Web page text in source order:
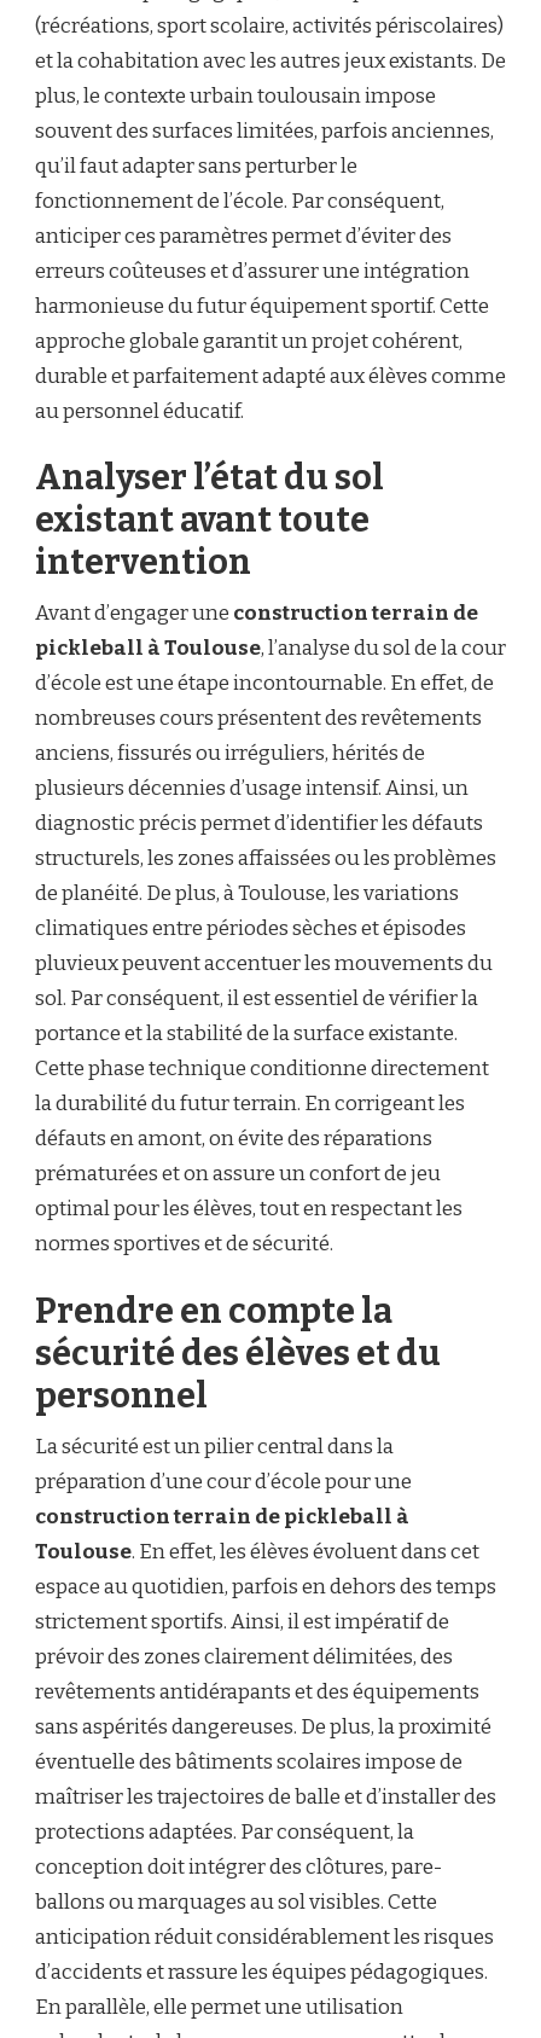
(récréations, sport scolaire, activités périscolaires)
et la cohabitation avec les autres jeux existants. De
plus, le contexte urbain toulousain impose
souvent des surfaces limitées, parfois anciennes,
qu’il faut adapter sans perturber le
fonctionnement de l’école. Par conséquent,
anticiper ces paramètres permet d’éviter des
erreurs coûteuses et d’assurer une intégration
harmonieuse du futur équipement sportif. Cette
approche globale garantit un projet cohérent,
durable et parfaitement adapté aux élèves comme
au personnel éducatif.
Analyser l’état du sol
existant avant toute
intervention
Avant d’engager une construction terrain de
pickleball à Toulouse, l’analyse du sol de la cour
d’école est une étape incontournable. En effet, de
nombreuses cours présentent des revêtements
anciens, fissurés ou irréguliers, hérités de
plusieurs décennies d’usage intensif. Ainsi, un
diagnostic précis permet d’identifier les défauts
structurels, les zones affaissées ou les problèmes
de planéité. De plus, à Toulouse, les variations
climatiques entre périodes sèches et épisodes
pluvieux peuvent accentuer les mouvements du
sol. Par conséquent, il est essentiel de vérifier la
portance et la stabilité de la surface existante.
Cette phase technique conditionne directement
la durabilité du futur terrain. En corrigeant les
défauts en amont, on évite des réparations
prématurées et on assure un confort de jeu
optimal pour les élèves, tout en respectant les
normes sportives et de sécurité.
Prendre en compte la
sécurité des élèves et du
personnel
La sécurité est un pilier central dans la
préparation d’une cour d’école pour une
construction terrain de pickleball à
Toulouse. En effet, les élèves évoluent dans cet
espace au quotidien, parfois en dehors des temps
strictement sportifs. Ainsi, il est impératif de
prévoir des zones clairement délimitées, des
revêtements antidérapants et des équipements
sans aspérités dangereuses. De plus, la proximité
éventuelle des bâtiments scolaires impose de
maîtriser les trajectoires de balle et d’installer des
protections adaptées. Par conséquent, la
conception doit intégrer des clôtures, pare-
ballons ou marquages au sol visibles. Cette
anticipation réduit considérablement les risques
d’accidents et rassure les équipes pédagogiques.
En parallèle, elle permet une utilisation